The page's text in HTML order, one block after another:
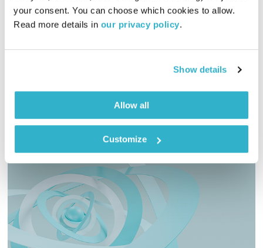
your consent. You can choose which cookies to allow.
Read more details in our privacy policy.
Show details
Allow all
Customize
21.11.25
01:59:50
אודיו